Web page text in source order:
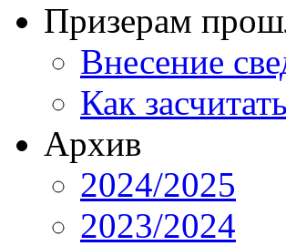
Призерам
Внесение
Как
Архив
2024/2025
2023/2024